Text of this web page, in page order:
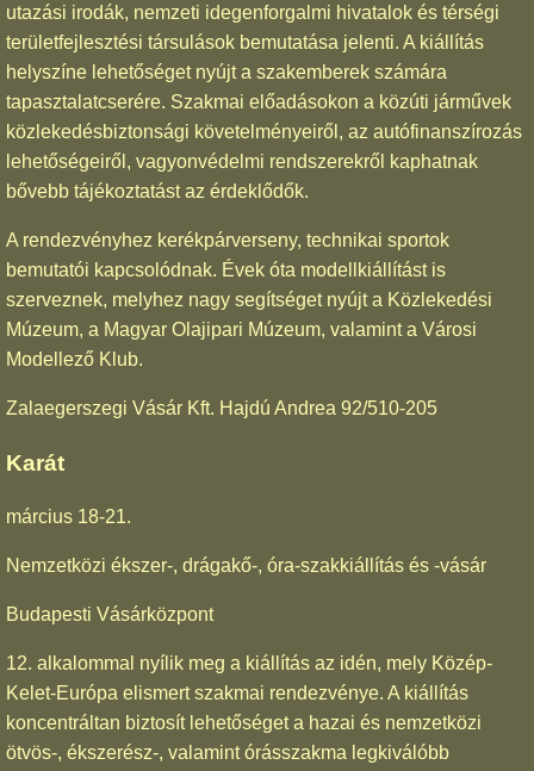
utazási irodák, nemzeti idegenforgalmi hivatalok és térségi
területfejlesztési társulások bemutatása jelenti. A kiállítás
helyszíne lehetőséget nyújt a szakemberek számára
tapasztalatcserére. Szakmai előadásokon a közúti járművek
közlekedésbiztonsági követelményeiről, az autófinanszírozás
lehetőségeiről, vagyonvédelmi rendszerekről kaphatnak
bővebb tájékoztatást az érdeklődők.
A rendezvényhez kerékpárverseny, technikai sportok
bemutatói kapcsolódnak. Évek óta modellkiállítást is
szerveznek, melyhez nagy segítséget nyújt a Közlekedési
Múzeum, a Magyar Olajipari Múzeum, valamint a Városi
Modellező Klub.
Zalaegerszegi Vásár Kft. Hajdú Andrea 92/510-205
Karát
március 18-21.
Nemzetközi ékszer-, drágakő-, óra-szakkiállítás és -vásár
Budapesti Vásárközpont
12. alkalommal nyílik meg a kiállítás az idén, mely Közép-
Kelet-Európa elismert szakmai rendezvénye. A kiállítás
koncentráltan biztosít lehetőséget a hazai és nemzetközi
ötvös-, ékszerész-, valamint órásszakma legkiválóbb